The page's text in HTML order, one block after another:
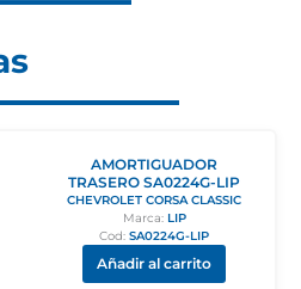
AMORTIGUADOR
TRASERO SA0224G-LIP
CHEVROLET CORSA CLASSIC
Marca: LIP
Cod: SA0224G-LIP
Añadir al carrito